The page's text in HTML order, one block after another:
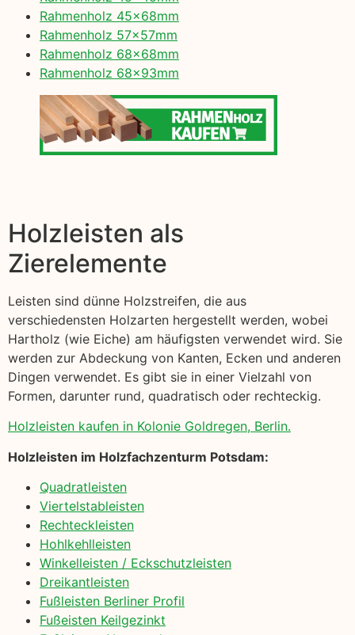
Rahmenholz 45x68mm
Rahmenholz 57x57mm
Rahmenholz 68x68mm
Rahmenholz 68x93mm
Holzleisten als
Zierelemente
Leisten sind dünne Holzstreifen, die aus
verschiedensten Holzarten hergestellt werden, wobei
Hartholz (wie Eiche) am häufigsten verwendet wird. Sie
werden zur Abdeckung von Kanten, Ecken und anderen
Dingen verwendet. Es gibt sie in einer Vielzahl von
Formen, darunter rund, quadratisch oder rechteckig.
Holzleisten kaufen in Kolonie Goldregen, Berlin.
Holzleisten im Holzfachzenturm Potsdam:
Quadratleisten
Viertelstableisten
Rechteckleisten
Hohlkehlleisten
Winkelleisten / Eckschutzleisten
Dreikantleisten
Fußleisten Berliner Profil
Fußeisten Keilgezinkt